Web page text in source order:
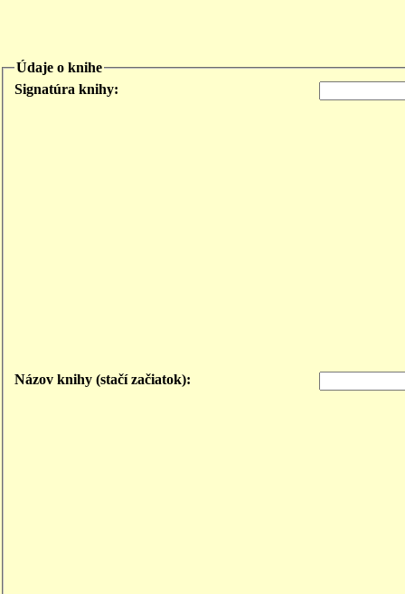
Údaje o knihe
Signatúra knihy:
Názov knihy (stačí začiatok):